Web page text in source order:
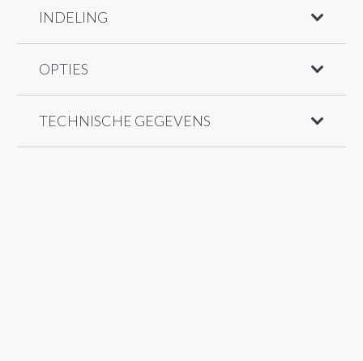
INDELING
OPTIES
TECHNISCHE GEGEVENS